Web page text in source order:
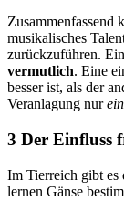
Zusammenfassend
musikalisches
zurückzuführen.
vermutlich. Eine
besser ist, als der
Veranlagung nur
3 Der Einfluss
Im Tierreich gibt es
lernen Gänse